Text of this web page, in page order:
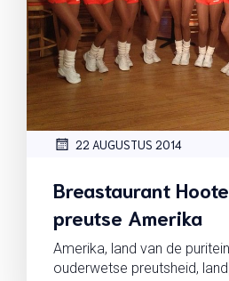
22 AUGUSTUS 2014
Breastaurant
preutse Amerika
Amerika, land van de
ouderwetse preutsheid,